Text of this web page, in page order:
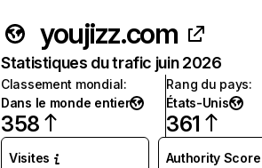
youjizz.com
Statistiques du trafic juin 2026
Classement mondial:
Dans le monde entier
358
Rang du pays:
États-Unis
361
Visites Authority Score